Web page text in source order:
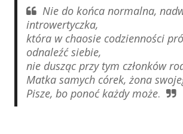
Nie do końca normalna,
introwertyczka,
która w chaosie codzienności
odnaleźć siebie,
nie dusząc przy tym członków
Matka samych córek, żona
Pisze, bo ponoć każdy może.